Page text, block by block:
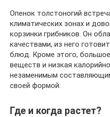
Опенок толстоногий
климатических зонах и
корзинки грибников. Он
качествами, из него
блюд. Кроме этого,
веществ и низкая
незаменимым
своей формой.
Где и когда растет?